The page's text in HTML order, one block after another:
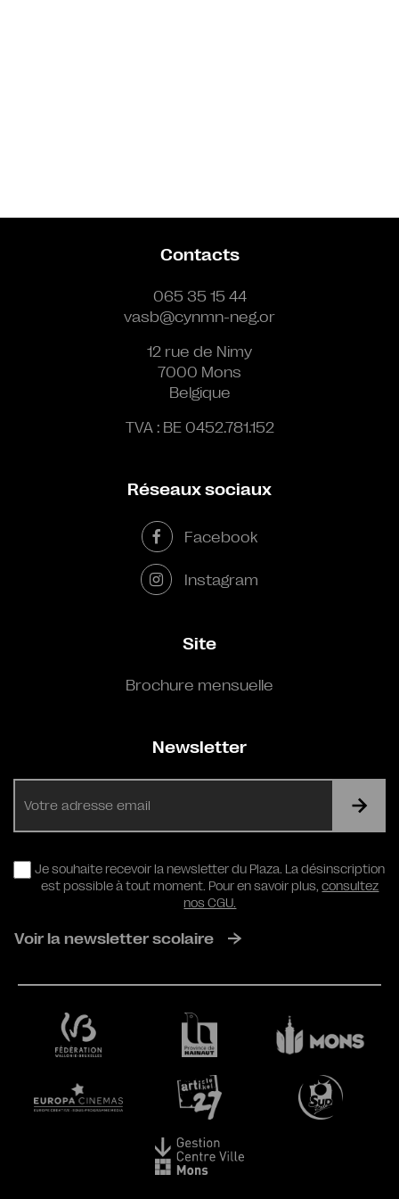
Contacts
065 35 15 44
vasb@cynmn-neg.or
12 rue de Nimy
7000 Mons
Belgique
TVA : BE 0452.781.152
Réseaux sociaux
Facebook
Instagram
Site
Brochure mensuelle
Newsletter
RGPD
Je souhaite recevoir la newsletter du Plaza. La désinscription
est possible à tout moment. Pour en savoir plus,consultez
nos CGU.
Voir la newsletter scolaire